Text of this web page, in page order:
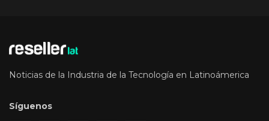
Noticias de la Industria de la Tecnología en Latinoámerica
Síguenos